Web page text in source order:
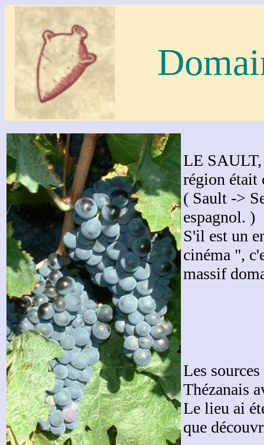
LE SAULT,
région était
( Sault ->
espagnol. )
S'il est un
cinéma ",
massif
Les
Thézanais
Le lieu ai
que